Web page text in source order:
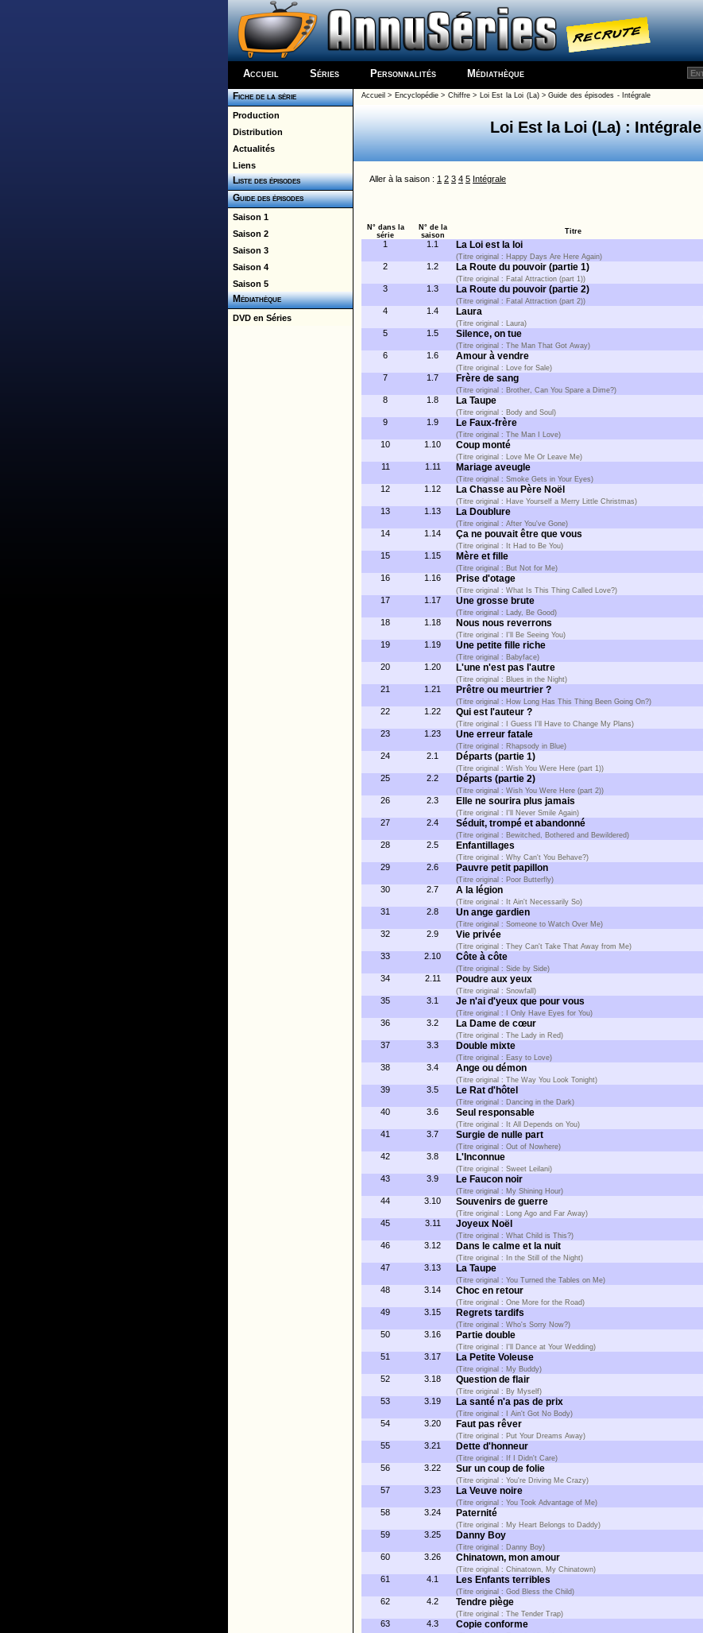
Accueil Séries Personnalités Médiathèque
Fiche de la série
Production
Distribution
Actualités
Liens
Liste des épisodes
Guide des épisodes
Saison 1
Saison 2
Saison 3
Saison 4
Saison 5
Médiathèque
DVD en Séries
Accueil > Encyclopédie> Chiffre> Loi Est la Loi (La)>Guide des épisodes - Intégrale
Loi Est la Loi (La) : Intégrale
Aller à la saison : 1 2 3 4 5 Intégrale
N° dans la
série
N° de la
saison
Titre
1 1.1 La Loi est la loi
(Titre original : Happy Days Are Here Again)
2
1.2 La Route du pouvoir (partie 1)
(Titre original : Fatal Attraction (part 1))
3
1.3 La Route du pouvoir (partie 2)
(Titre original : Fatal Attraction (part 2))
4
1.4 Laura
(Titre original : Laura)
5
1.5 Silence, on tue
(Titre original : The Man That Got Away)
6
1.6 Amour à vendre
(Titre original : Love for Sale)
7
1.7 Frère de sang
(Titre original : Brother, Can You Spare a Dime?)
8
1.8 La Taupe
(Titre original : Body and Soul)
9
1.9 Le Faux-frère
(Titre original : The Man I Love)
10
1.10 Coup monté
(Titre original : Love Me Or Leave Me)
11
1.11 Mariage aveugle
(Titre original : Smoke Gets in Your Eyes)
12
1.12 La Chasse au Père Noël
(Titre original : Have Yourself a Merry Little Christmas)
13
1.13 La Doublure
(Titre original : After You've Gone)
14
1.14 Ça ne pouvait être que vous
(Titre original : It Had to Be You)
15
1.15 Mère et fille
(Titre original : But Not for Me)
16
1.16 Prise d'otage
(Titre original : What Is This Thing Called Love?)
17
1.17 Une grosse brute
(Titre original : Lady, Be Good)
18
1.18 Nous nous reverrons
(Titre original : I'll Be Seeing You)
19
1.19 Une petite fille riche
(Titre original : Babyface)
20
1.20 L'une n'est pas l'autre
(Titre original : Blues in the Night)
21
1.21 Prêtre ou meurtrier ?
(Titre original : How Long Has This Thing Been Going On?)
22
1.22 Qui est l'auteur ?
(Titre original : I Guess I'll Have to Change My Plans)
23
1.23 Une erreur fatale
(Titre original : Rhapsody in Blue)
24
2.1 Départs (partie 1)
(Titre original : Wish You Were Here (part 1))
25
2.2 Départs (partie 2)
(Titre original : Wish You Were Here (part 2))
26
2.3 Elle ne sourira plus jamais
(Titre original : I'll Never Smile Again)
27
2.4 Séduit, trompé et abandonné
(Titre original : Bewitched, Bothered and Bewildered)
28
2.5 Enfantillages
(Titre original : Why Can't You Behave?)
29
2.6 Pauvre petit papillon
(Titre original : Poor Butterfly)
30
2.7 A la légion
(Titre original : It Ain't Necessarily So)
31
2.8 Un ange gardien
(Titre original : Someone to Watch Over Me)
32
2.9 Vie privée
(Titre original : They Can't Take That Away from Me)
33
2.10 Côte à côte
(Titre original : Side by Side)
34
2.11 Poudre aux yeux
(Titre original : Snowfall)
35
3.1 Je n'ai d'yeux que pour vous
(Titre original : I Only Have Eyes for You)
36
3.2 La Dame de cœur
(Titre original : The Lady in Red)
37
3.3 Double mixte
(Titre original : Easy to Love)
38
3.4 Ange ou démon
(Titre original : The Way You Look Tonight)
39
3.5 Le Rat d'hôtel
(Titre original : Dancing in the Dark)
40
3.6 Seul responsable
(Titre original : It All Depends on You)
41
3.7 Surgie de nulle part
(Titre original : Out of Nowhere)
42
3.8 L'Inconnue
(Titre original : Sweet Leilani)
43
3.9 Le Faucon noir
(Titre original : My Shining Hour)
44
3.10 Souvenirs de guerre
(Titre original : Long Ago and Far Away)
45
3.11 Joyeux Noël
(Titre original : What Child is This?)
46
3.12 Dans le calme et la nuit
(Titre original : In the Still of the Night)
47
3.13 La Taupe
(Titre original : You Turned the Tables on Me)
48
3.14 Choc en retour
(Titre original : One More for the Road)
49
3.15 Regrets tardifs
(Titre original : Who's Sorry Now?)
50
3.16 Partie double
(Titre original : I'll Dance at Your Wedding)
51
3.17 La Petite Voleuse
(Titre original : My Buddy)
52
3.18 Question de flair
(Titre original : By Myself)
53
3.19 La santé n'a pas de prix
(Titre original : I Ain't Got No Body)
54
3.20 Faut pas rêver
(Titre original : Put Your Dreams Away)
55
3.21 Dette d'honneur
(Titre original : If I Didn't Care)
56
3.22 Sur un coup de folie
(Titre original : You're Driving Me Crazy)
57
3.23 La Veuve noire
(Titre original : You Took Advantage of Me)
58
3.24 Paternité
(Titre original : My Heart Belongs to Daddy)
59
3.25 Danny Boy
(Titre original : Danny Boy)
60
3.26 Chinatown, mon amour
(Titre original : Chinatown, My Chinatown)
61
4.1 Les Enfants terribles
(Titre original : God Bless the Child)
62
4.2 Tendre piège
(Titre original : The Tender Trap)
63
4.3 Copie conforme